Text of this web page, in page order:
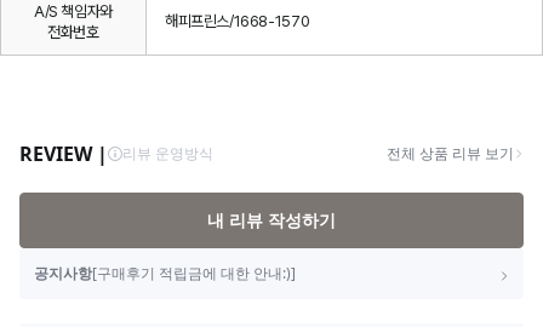
A/S 책임자와
전화번호
해피프린스/1668-1570